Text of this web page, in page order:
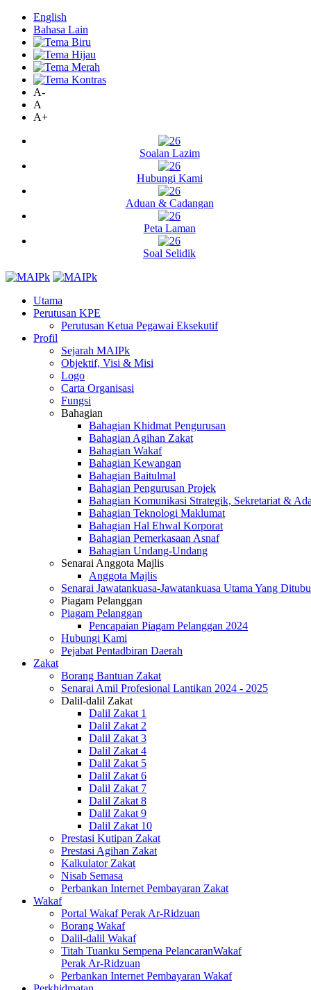
English
Bahasa Lain
A-
A
A+
Soalan Lazim
Hubungi Kami
Aduan & Cadangan
Peta Laman
Soal Selidik
Utama
Perutusan KPE
Perutusan Ketua Pegawai Eksekutif
Profil
Sejarah MAIPk
Objektif, Visi & Misi
Logo
Carta Organisasi
Fungsi
Bahagian
Bahagian Khidmat Pengurusan
Bahagian Agihan Zakat
Bahagian Wakaf
Bahagian Kewangan
Bahagian Baitulmal
Bahagian Pengurusan Projek
Bahagian Komunikasi Strategik, Sekretariat &
Bahagian Teknologi Maklumat
Bahagian Hal Ehwal Korporat
Bahagian Pemerkasaan Asnaf
Bahagian Undang-Undang
Senarai Anggota Majlis
Anggota Majlis
Senarai Jawatankuasa-Jawatankuasa Utama Yang
Piagam Pelanggan
Piagam Pelanggan
Pencapaian Piagam Pelanggan 2024
Hubungi Kami
Pejabat Pentadbiran Daerah
Zakat
Borang Bantuan Zakat
Senarai Amil Profesional Lantikan 2024 - 2025
Dalil-dalil Zakat
Dalil Zakat 1
Dalil Zakat 2
Dalil Zakat 3
Dalil Zakat 4
Dalil Zakat 5
Dalil Zakat 6
Dalil Zakat 7
Dalil Zakat 8
Dalil Zakat 9
Dalil Zakat 10
Prestasi Kutipan Zakat
Prestasi Agihan Zakat
Kalkulator Zakat
Nisab Semasa
Perbankan Internet Pembayaran Zakat
Wakaf
Portal Wakaf Perak Ar-Ridzuan
Borang Wakaf
Dalil-dalil Wakaf
Titah Tuanku Sempena PelancaranWakaf
Perak Ar-Ridzuan
Perbankan Internet Pembayaran Wakaf